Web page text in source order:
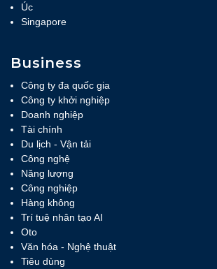
Úc
Singapore
Business
Công ty đa quốc gia
Công ty khởi nghiệp
Doanh nghiệp
Tài chính
Du lịch - Vận tải
Công nghệ
Năng lượng
Công nghiệp
Hàng không
Trí tuệ nhân tạo AI
Oto
Văn hóa - Nghệ thuật
Tiêu dùng